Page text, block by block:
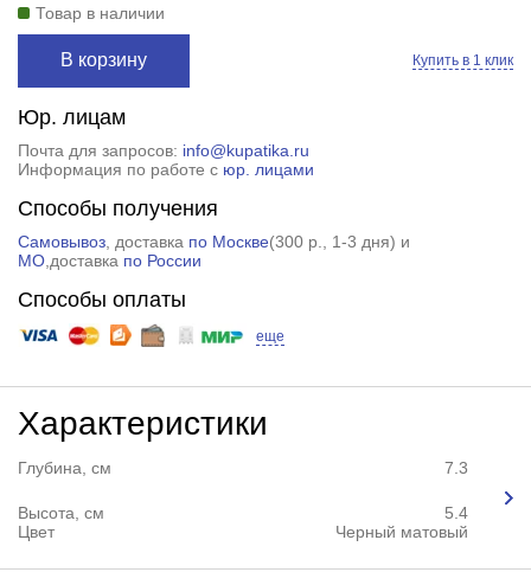
Товар в наличии
В корзину Купить в 1 клик
Юр. лицам
Почта для запросов: info@kupatika.ru
Информация по работе с юр. лицами
Способы получения
Самовывоз, доставка по Москве(300 р.
, 1-3 дня) и
МО,доставка по России
Способы оплаты
еще
Характеристики
Глубина, см 7.3
Высота, см
5.4
Цвет
Черный матовый